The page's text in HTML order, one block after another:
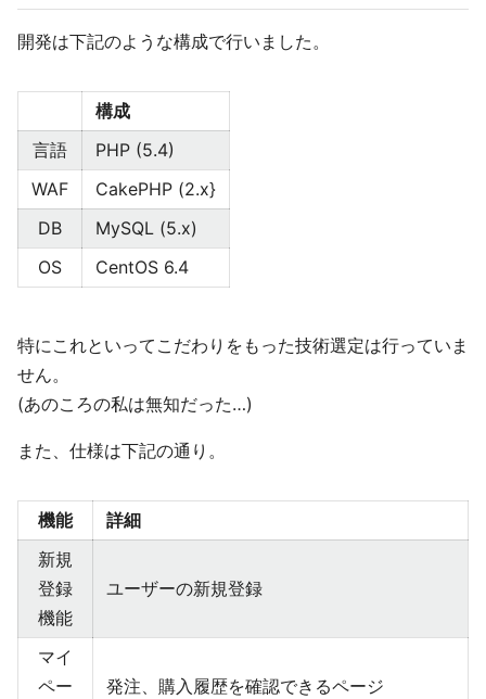
開発は下記のような構成で行いました。
構成
言語
PHP (5.4)
WAF
CakePHP (2.x}
DB
MySQL (5.x)
OS
CentOS 6.4
特にこれといってこだわりをもった技術選定は行っていま
せん。
(あのころの私は無知だった…)
また、仕様は下記の通り。
機能
詳細
新規
登録
機能
ユーザーの新規登録
マイ
ペー
発注、購入履歴を確認できるページ